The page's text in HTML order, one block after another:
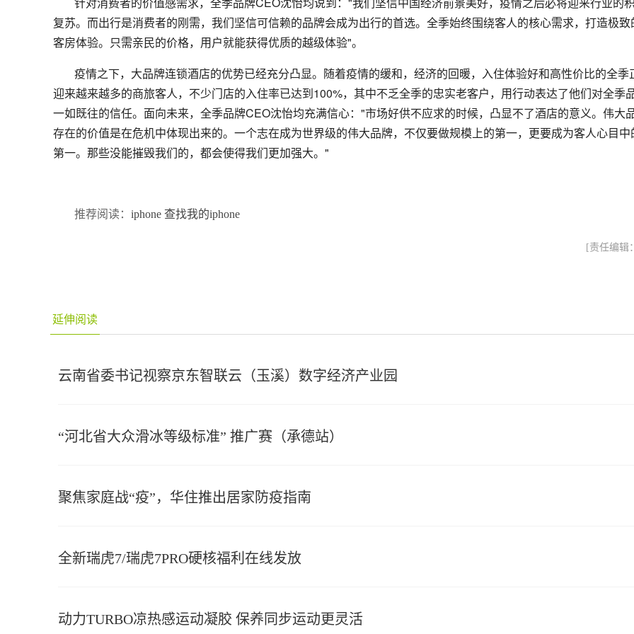
复苏。而出行是消费者的刚需，我们坚信可信赖的品牌会成为出行的首选。全季始终围绕客人的核心需求，打造极致
客房体验。只需亲民的价格，用户就能获得优质的越级体验"。
疫情之下，大品牌连锁酒店的优势已经充分凸显。随着疫情的缓和，经济的回暖，入住体验好和高性价比的全季
迎来越来越多的商旅客人，不少门店的入住率已达到100%，其中不乏全季的忠实老客户，用行动表达了他们对全季
一如既往的信任。面向未来，全季品牌CEO沈怡均充满信心："市场好供不应求的时候，凸显不了酒店的意义。伟大
存在的价值是在危机中体现出来的。一个志在成为世界级的伟大品牌，不仅要做规模上的第一，更要成为客人心目中
第一。那些没能摧毁我们的，都会使得我们更加强大。"
推荐阅读： iphone 查找我的iphone
[责任编辑
延伸阅读
云南省委书记视察京东智联云（玉溪）数字经济产业园
“河北省大众滑冰等级标准” 推广赛（承德站）
聚焦家庭战“疫”，华住推出居家防疫指南
全新瑞虎7/瑞虎7PRO硬核福利在线发放
动力TURBO凉热感运动凝胶 保养同步运动更灵活